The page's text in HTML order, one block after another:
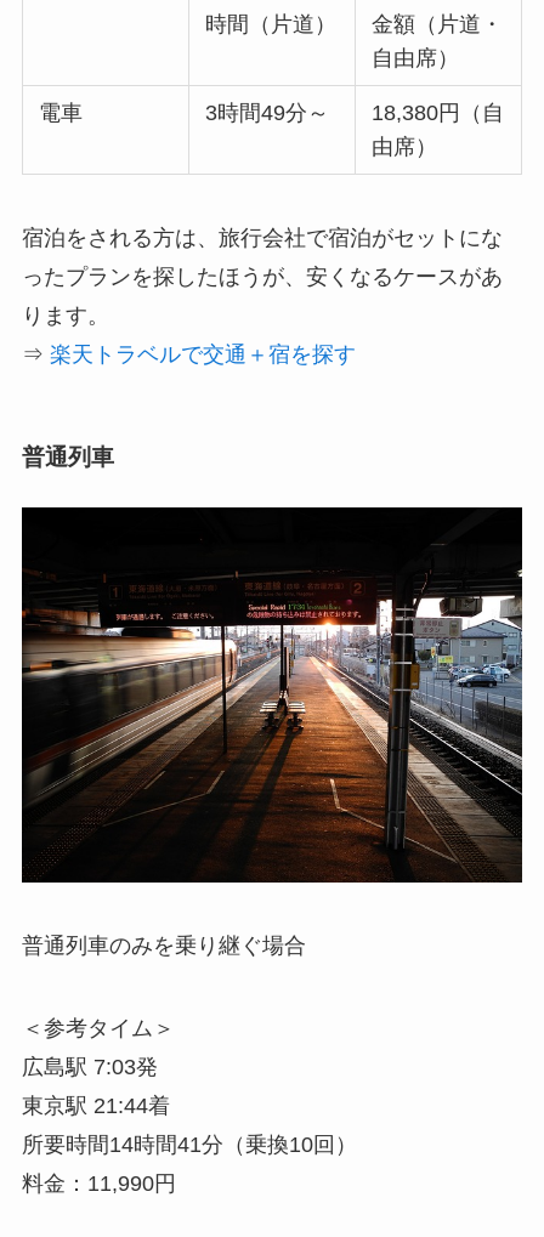
時間（片道）
金額（片道・
自由席）
電車 3時間49分～
18,380円（自
由席）
宿泊をされる方は、旅行会社で宿泊がセットにな
ったプランを探したほうが、安くなるケースがあ
ります。
⇒ 楽天トラベルで交通＋宿を探す
普通列車
普通列車のみを乗り継ぐ場合
＜参考タイム＞
広島駅 7:03発
東京駅 21:44着
所要時間14時間41分（乗換10回）
料金：11,990円